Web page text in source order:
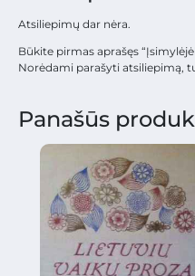
Atsiliepimų dar nėra.
Būkite pirmas aprašęs
Norėdami parašyti atsiliepimą,
Panašūs